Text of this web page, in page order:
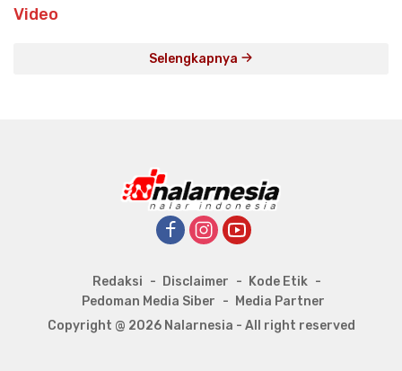
Video
Selengkapnya
Redaksi Disclaimer
Kode Etik
Pedoman Media Siber
Media Partner
Copyright @ 2026 Nalarnesia - All right reserved